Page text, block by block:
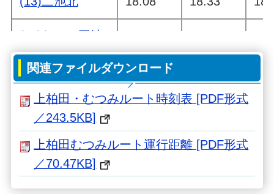
(12)むつみ団地
(11)さくら園 18:10
(10)上柏田1丁目 18:11 18:36
(9)栄町2丁目北 18:12 18:37
(8)上柏田2丁目
関連ファイルダウンロード
上柏田・むつみルート時刻表 [PDF形式
／243.5KB]
上柏田むつみルート運行距離 [PDF形式
／70.47KB]